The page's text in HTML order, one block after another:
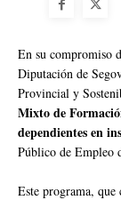
En su compromiso
Diputación de
Provincial y
Mixto de
dependientes en
Público de Empleo
Este programa,